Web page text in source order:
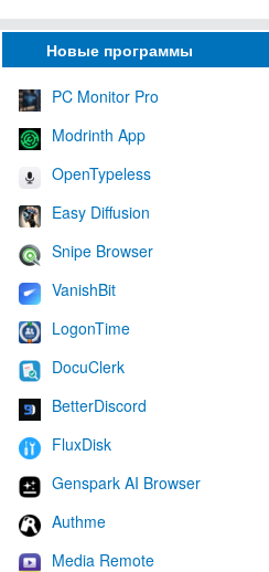
Новые программы
PC Monitor Pro
Modrinth App
OpenTypeless
Easy Diffusion
Snipe Browser
VanishBit
LogonTime
DocuClerk
BetterDiscord
FluxDisk
Genspark AI Browser
Authme
Media Remote